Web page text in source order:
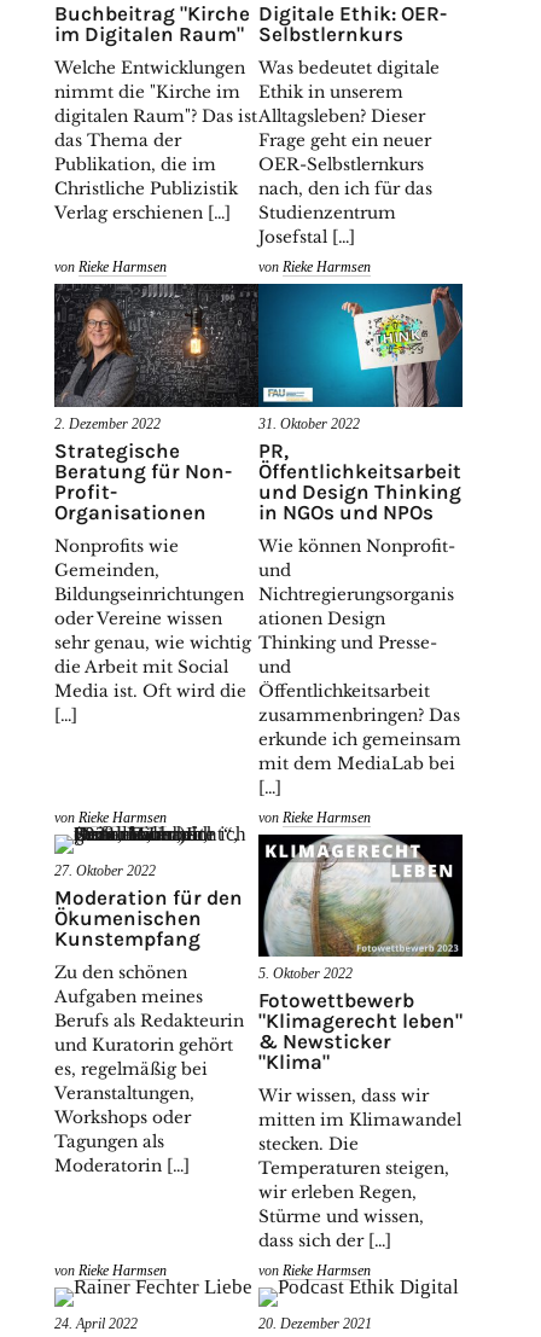
Buchbeitrag "Kirche
im Digitalen Raum"
Welche Entwicklungen
nimmt die "Kirche im
digitalen Raum"? Das ist
das Thema der
Publikation, die im
Christliche Publizistik
Verlag erschienen […]
von Rieke Harmsen
Digitale Ethik: OER-
Selbstlernkurs
Was bedeutet digitale
Ethik in unserem
Alltagsleben? Dieser
Frage geht ein neuer
OER-Selbstlernkurs
nach, den ich für das
Studienzentrum
Josefstal […]
vonRieke Harmsen
2. Dezember 2022
Strategische
Beratung für Non-
Profit-
Organisationen
Nonprofits wie
Gemeinden,
Bildungseinrichtungen
oder Vereine wissen
sehr genau, wie wichtig
die Arbeit mit Social
Media ist. Oft wird die
[…]
von Rieke Harmsen
31. Oktober 2022
PR,
Öffentlichkeitsarbeit
und Design Thinking
in NGOs und NPOs
Wie können Nonprofit-
und
Nichtregierungsorganis
ationen Design
Thinking und Presse-
und
Öffentlichkeitsarbeit
zusammenbringen? Das
erkunde ich gemeinsam
mit dem MediaLab bei
[…]
von Rieke Harmsen
27. Oktober 2022
Moderation für den
Ökumenischen
Kunstempfang
Zu den schönen
Aufgaben meines
Berufs als Redakteurin
und Kuratorin gehört
es, regelmäßig bei
Veranstaltungen,
Workshops oder
Tagungen als
Moderatorin […]
von Rieke Harmsen
5. Oktober 2022
Fotowettbewerb
"Klimagerecht leben"
& Newsticker
"Klima"
Wir wissen, dass wir
mitten im Klimawandel
stecken. Die
Temperaturen steigen,
wir erleben Regen,
Stürme und wissen,
dass sich der […]
vonRieke Harmsen
24. April 2022 20. Dezember 2021